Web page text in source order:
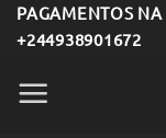
Skip
to
content
PAGAMENTOS
+244938901672